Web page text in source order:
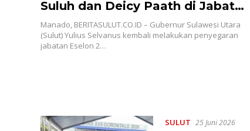
Suluh dan Deicy Paath di Jabatan
Baru, Jahja Rondonuwu Promosi
jadi Kadis
Manado, BERITASULUT.CO.ID – Gubernur Sulawesi Utara
(Sulut) Yulius Selvanus kembali melakukan penyegaran
jabatan Eselon 2…
SULUT 25 Juni 2026